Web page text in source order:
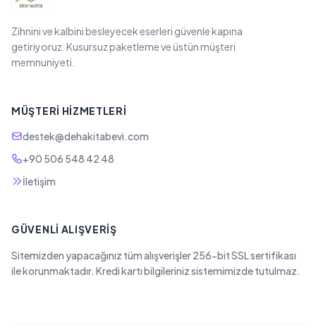
Zihnini ve kalbini besleyecek eserleri güvenle kapına
getiriyoruz. Kusursuz paketleme ve üstün müşteri
memnuniyeti.
MÜŞTERI HIZMETLERI
destek@dehakitabevi.com
+90 506 548 42 48
İletişim
GÜVENLI ALIŞVERIŞ
Sitemizden yapacağınız tüm alışverişler 256-bit SSL sertifikası
ile korunmaktadır. Kredi kartı bilgileriniz sistemimizde tutulmaz.